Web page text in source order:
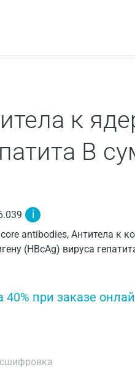
к
B
i
antibodies, Антитела к
(HBcAg) вируса
40% при заказе